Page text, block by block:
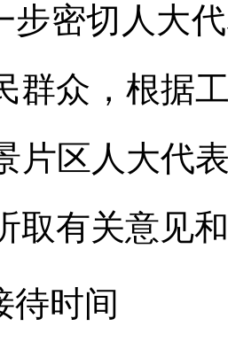
步密切人大
群众，根据
片区人大代
取有关意见
待时间